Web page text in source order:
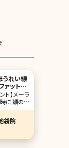
うれい線
ァット除
ト】メーラ
時に頬のふ
見えてしま
ァットはダ
です。 メ
イエット
顔立ちにな
袋院